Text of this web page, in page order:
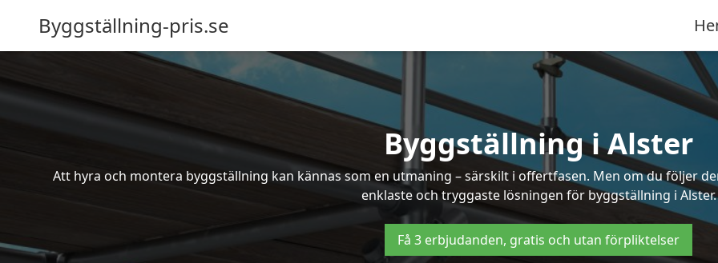
Byggställning-pris.se
Byggställning i Alster
Att hyra och montera byggställning kan kännas som en utmaning – särskilt i offertfasen. Men om du följer
enklaste och tryggaste lösningen för byggställning i Alster.
Få 3 erbjudanden, gratis och utan förpliktelser